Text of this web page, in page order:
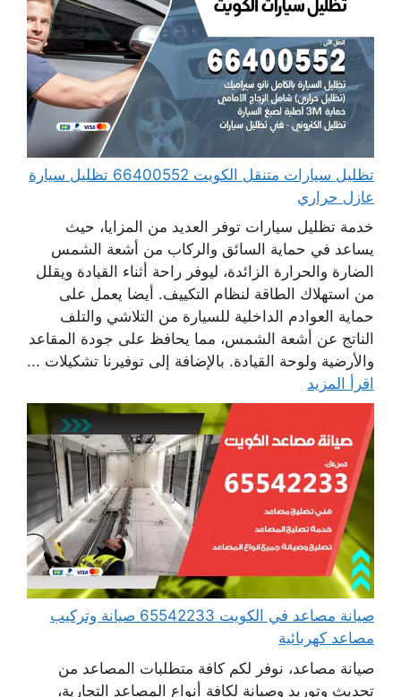
تظليل سيارات متنقل الكويت 66400552 تظليل سيارة
عازل حراري
خدمة تظليل سيارات توفر العديد من المزايا، حيث
يساعد في حماية السائق والركاب من أشعة الشمس
الضارة والحرارة الزائدة، ليوفر راحة أثناء القيادة ويقلل
من استهلاك الطاقة لنظام التكييف. أيضا يعمل على
حماية العوادم الداخلية للسيارة من التلاشي والتلف
الناتج عن أشعة الشمس، مما يحافظ على جودة المقاعد
والأرضية ولوحة القيادة. بالإضافة إلى توفيرنا تشكيلات ...
اقرأ المزيد
صيانة مصاعد في الكويت 65542233 صيانة وتركيب
مصاعد كهربائية
صيانة مصاعد، نوفر لكم كافة متطلبات المصاعد من
تحديث وتوريد وصيانة لكافة أنواع المصاعد التجارية،